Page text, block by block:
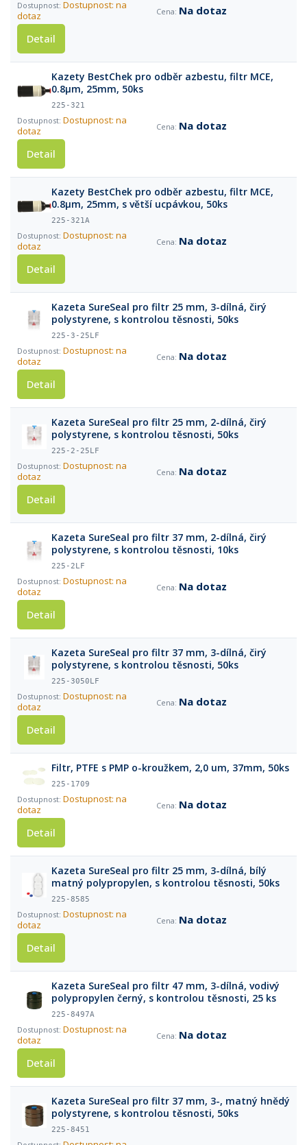
Dostupnost: na
dotaz
Na dotaz
Detail
Kazety BestChek pro odběr azbestu, filtr MCE,
0.8µm, 25mm, 50ks
225-321
Dostupnost: na
dotaz
Na dotaz
Detail
Kazety BestChek pro odběr azbestu, filtr MCE,
0.8µm, 25mm, s větší ucpávkou, 50ks
225-321A
Dostupnost: na
dotaz
Na dotaz
Detail
Kazeta SureSeal pro filtr 25 mm, 3-dílná, čirý
polystyrene, s kontrolou těsnosti, 50ks
225-3-25LF
Dostupnost: na
dotaz
Na dotaz
Detail
Kazeta SureSeal pro filtr 25 mm, 2-dílná, čirý
polystyrene, s kontrolou těsnosti, 50ks
225-2-25LF
Dostupnost: na
dotaz
Na dotaz
Detail
Kazeta SureSeal pro filtr 37 mm, 2-dílná, čirý
polystyrene, s kontrolou těsnosti, 10ks
225-2LF
Dostupnost: na
dotaz
Na dotaz
Detail
Kazeta SureSeal pro filtr 37 mm, 3-dílná, čirý
polystyrene, s kontrolou těsnosti, 50ks
225-3050LF
Dostupnost: na
dotaz
Na dotaz
Detail
Filtr, PTFE s PMP o-kroužkem, 2,0 um, 37mm, 50ks
225-1709
Dostupnost: na
dotaz
Na dotaz
Detail
Kazeta SureSeal pro filtr 25 mm, 3-dílná, bílý
matný polypropylen, s kontrolou těsnosti, 50ks
225-8585
Dostupnost: na
dotaz
Na dotaz
Detail
Kazeta SureSeal pro filtr 47 mm, 3-dílná, vodivý
polypropylen černý, s kontrolou těsnosti, 25 ks
225-8497A
Dostupnost: na
dotaz
Na dotaz
Detail
Kazeta SureSeal pro filtr 37 mm, 3-, matný hnědý
polystyrene, s kontrolou těsnosti, 50ks
225-8451